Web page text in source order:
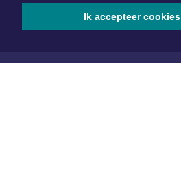
Ik accepteer cookies
072 8200 600